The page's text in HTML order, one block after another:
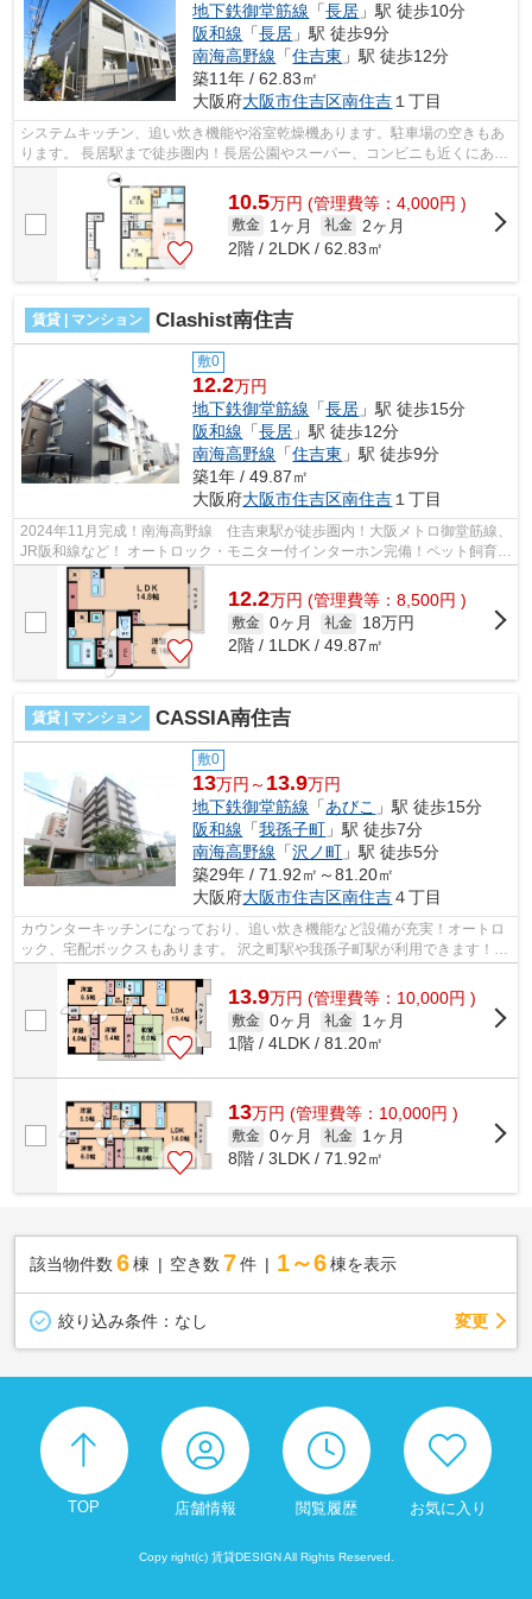
地下鉄御堂筋線 「長居 」駅 徒歩10分
阪和線 「長居 」駅 徒歩9分
南海高野線 「住吉東 」駅 徒歩12分
築11年 / 62.83㎡
大阪府大阪市住吉区南住吉 １丁目
システムキッチン、追い炊き機能や浴室乾燥機あります。駐車場の空きもあ
ります。 長居駅まで徒歩圏内！長居公園やスーパー、コンビニも近くにあ
り、住みやすい環境になっております...
10.5万円 (管理費等：4,000円 )
敷金 1ヶ月 礼金
2ヶ月
2階 / 2LDK / 62.83㎡
賃貸 | マンション Clashist南住吉
敷0
12.2万円
地下鉄御堂筋線 「長居 」駅 徒歩15分
阪和線 「長居 」駅 徒歩12分
南海高野線 「住吉東 」駅 徒歩9分
築1年 / 49.87㎡
大阪府大阪市住吉区南住吉 １丁目
2024年11月完成！南海高野線 住吉東駅が徒歩圏内！大阪メトロ御堂筋線、
JR阪和線など！ オートロック・モニター付インターホン完備！ペット飼育
12.2万円 (管理費等：8,500円 )
敷金 0ヶ月 礼金
18万円
2階 / 1LDK / 49.87㎡
賃貸 | マンション CASSIA南住吉
敷0
13万円～ 13.9万円
地下鉄御堂筋線 「あびこ 」駅 徒歩15分
阪和線 「我孫子町 」駅 徒歩7分
南海高野線 「沢ノ町 」駅 徒歩5分
築29年 / 71.92㎡～81.20㎡
大阪府大阪市住吉区南住吉４丁目
カウンターキッチンになっており、追い炊き機能など設備が充実！オートロ
ック、宅配ボックスもあります。 沢之町駅や我孫子町駅が利用できます！公
園やスーパーも近くにあります。 ■...
13.9万円 (管理費等：10,000円 )
敷金 0ヶ月 礼金
1ヶ月
1階 / 4LDK / 81.20㎡
13万円 (管理費等：10,000円 )
敷金 0ヶ月 礼金
1ヶ月
8階 / 3LDK / 71.92㎡
該当物件数 6棟 空き数 7 件 1～6 棟を表示
絞り込み条件： なし 変更
TOP 店舗情報 閲覧履歴 お気に入り
Copy right(c) 賃貸DESIGN All Rights Reserved.